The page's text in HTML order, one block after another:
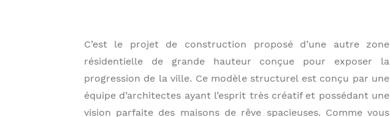
C’est le projet de construction proposé d’une autre zone
résidentielle de grande hauteur conçue pour exposer la
progression de la ville. Ce modèle structurel est conçu par une
équipe d’architectes ayant l’esprit très créatif et possédant une
vision parfaite des maisons de rêve spacieuses. Comme vous